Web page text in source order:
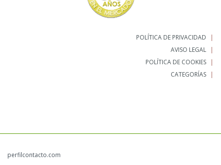
POLÍTICA DE PRIVACIDAD
AVISO LEGAL
POLÍTICA DE COOKIES
CATEGORÍAS
perfilcontacto.com